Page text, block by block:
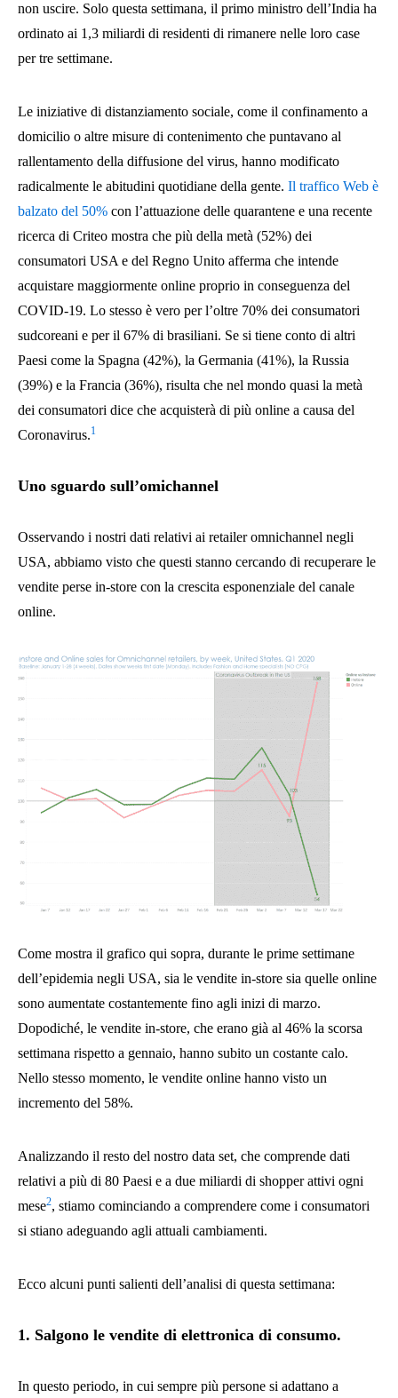
non uscire. Solo questa settimana, il primo ministro dell’India ha
ordinato ai 1,3 miliardi di residenti di rimanere nelle loro case
per tre settimane.
Le iniziative di distanziamento sociale, come il confinamento a
domicilio o altre misure di contenimento che puntavano al
rallentamento della diffusione del virus, hanno modificato
radicalmente le abitudini quotidiane della gente. Il traffico Web è
balzato del 50% con l’attuazione delle quarantene e una recente
ricerca di Criteo mostra che più della metà (52%) dei
consumatori USA e del Regno Unito afferma che intende
acquistare maggiormente online proprio in conseguenza del
COVID-19. Lo stesso è vero per l’oltre 70% dei consumatori
sudcoreani e per il 67% di brasiliani. Se si tiene conto di altri
Paesi come la Spagna (42%), la Germania (41%), la Russia
(39%) e la Francia (36%), risulta che nel mondo quasi la metà
dei consumatori dice che acquisterà di più online a causa del
Coronavirus.1
Uno sguardo sull’omichannel
Osservando i nostri dati relativi ai retailer omnichannel negli
USA, abbiamo visto che questi stanno cercando di recuperare le
vendite perse in-store con la crescita esponenziale del canale
online.
Come mostra il grafico qui sopra, durante le prime settimane
dell’epidemia negli USA, sia le vendite in-store sia quelle online
sono aumentate costantemente fino agli inizi di marzo.
Dopodiché, le vendite in-store, che erano già al 46% la scorsa
settimana rispetto a gennaio, hanno subito un costante calo.
Nello stesso momento, le vendite online hanno visto un
incremento del 58%.
Analizzando il resto del nostro data set, che comprende dati
relativi a più di 80 Paesi e a due miliardi di shopper attivi ogni
mese2, stiamo cominciando a comprendere come i consumatori
si stiano adeguando agli attuali cambiamenti.
Ecco alcuni punti salienti dell’analisi di questa settimana:
1. Salgono le vendite di elettronica di consumo.
In questo periodo, in cui sempre più persone si adattano a